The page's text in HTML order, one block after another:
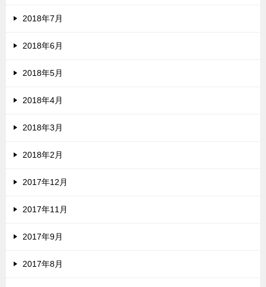
2018年7月
2018年6月
2018年5月
2018年4月
2018年3月
2018年2月
2017年12月
2017年11月
2017年9月
2017年8月